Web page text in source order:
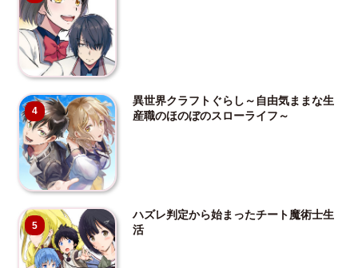
4
異世界クラフトぐらし～自由気ままな生
産職のほのぼのスローライフ～
5
ハズレ判定から始まったチート魔術士生
活